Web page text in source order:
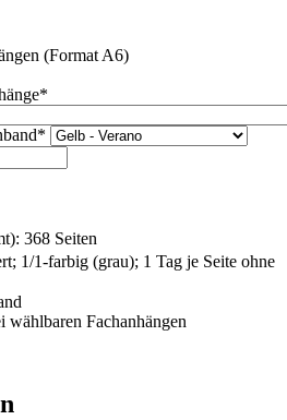
(Format A6)
*
*
368 Seiten
1/1-farbig (grau); 1 Tag je Seite ohne
wählbaren Fachanhängen